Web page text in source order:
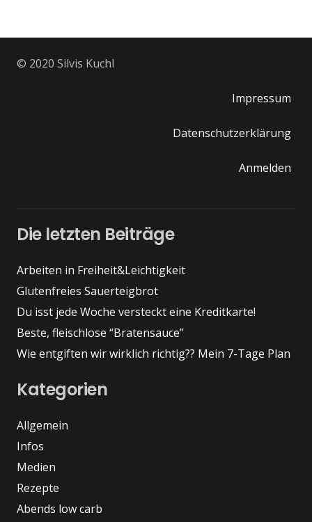
© 2020 Silvis Kuchl
Impressum
Datenschutzerklärung
Anmelden
Die letzten Beiträge
Arbeiten in Freiheit&Leichtigkeit
Glutenfreies Sauerteigbrot
Du isst jede Woche versteckt eine Kreditkarte!
Beste, fleischlose “Bratensauce”
Wie entgiften wir wirklich richtig?? Mein 7-Tage Plan
Kategorien
Allgemein
Infos
Medien
Rezepte
Abends low carb